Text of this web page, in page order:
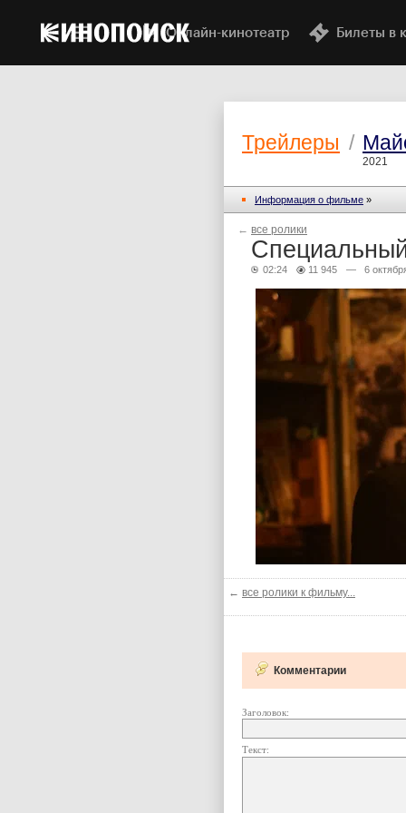
Онлайн-кинотеатр Билеты в
Трейлеры /
2021
Информация о фильме »
← все ролики
02:24 11 945 — 6
← все ролики к фильму...
Комментарии
Заголовок:
Текст: